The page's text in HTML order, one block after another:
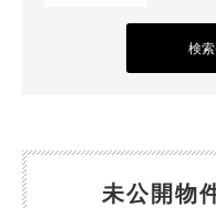
検
未公開物